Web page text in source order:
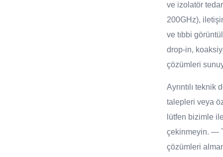
ve izolatör
200GHz),
ve tıbbi
drop-in,
çözümleri
Ayrıntılı teknik
talepleri veya
lütfen bizimle
çekinmeyin. —
çözümleri